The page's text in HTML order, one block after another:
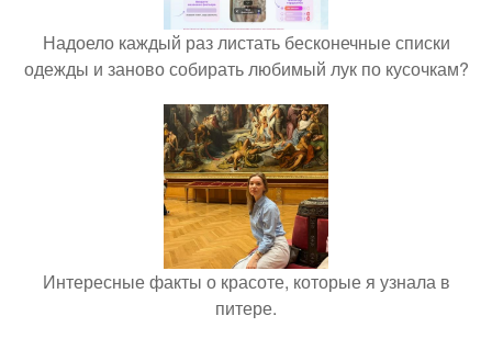
Надоело каждый раз листать бесконечные списки
одежды и заново собирать любимый лук по кусочкам?
Интересные факты о красоте, которые я узнала в
питере.